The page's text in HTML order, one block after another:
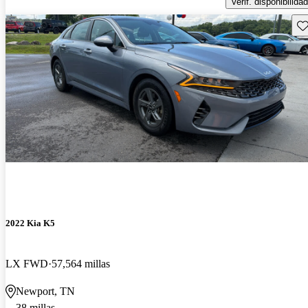
2022 Kia K5
LX FWD 57,564 millas
Newport, TN